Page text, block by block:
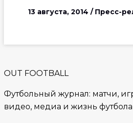
13 августа, 2014 / Пресс-
OUT FOOTBALL
Футбольный журнал: матчи,
видео, медиа и жизнь футбола